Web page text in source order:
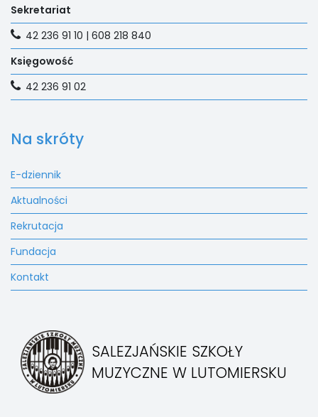
SALEZJAŃSKIE SZKOŁY
MUZYCZNE W LUTOMIERSKU
Na skróty
E-dziennik
Aktualności
Rekrutacja
Fundacja
Kontakt
Sekretariat
42 236 91 10 | 608 218 840
Księgowość
42 236 91 02